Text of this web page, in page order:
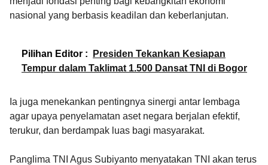
nasional yang berbasis keadilan dan keberlanjutan.
Pilihan Editor :
Presiden Tekankan Kesiapan
Tempur dalam Taklimat 1.500 Dansat TNI di Bogor
Ia juga menekankan pentingnya sinergi antar lembaga
agar upaya penyelamatan aset negara berjalan efektif,
terukur, dan berdampak luas bagi masyarakat.
Panglima TNI Agus Subiyanto menyatakan TNI akan terus